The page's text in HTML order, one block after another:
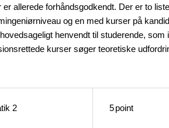
allerede forhåndsgodkendt. Der er to
og en med kurser på
henvendt til studerende, som
kurser søger teoretiske
2 5point